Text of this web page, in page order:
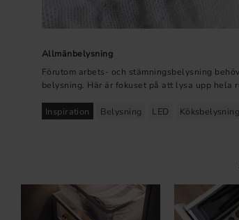
Allmänbelysning
Förutom arbets- och stämningsbelysning
belysning. Här är fokuset på att lysa upp hela
Inspiration Belysning LED Köksbelysning